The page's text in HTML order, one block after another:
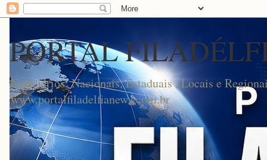
PORTAL
Noticiários: Nacionais, Estaduais , Locais e
www.portalfiladelfianews.com.br